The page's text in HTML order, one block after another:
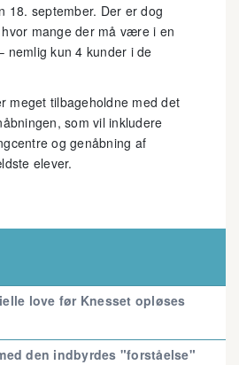
18. september. Der er dog
mange der må være i en
nemlig kun 4 kunder i de
meget tilbageholdne med det
som vil inkludere
og genåbning af
elever.
love før Knesset opløses
den indbyrdes "forståelse"